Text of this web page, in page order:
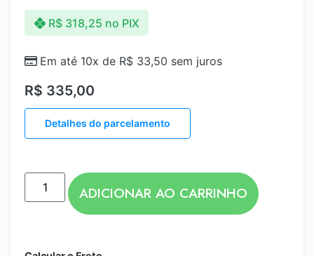
R$ 335,00
Em até 10x de R$ 33,50 sem juros
R$318,25 no PIX
Detalhes do parcelamento
ADICIONAR AO CARRINHO